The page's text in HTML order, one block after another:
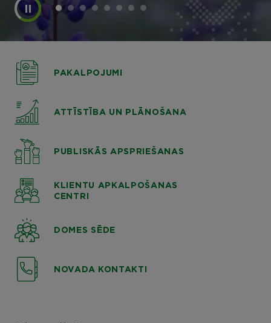
PAKALPOJUMI
ATTĪSTĪBA UN PLĀNOŠANA
PUBLISKĀS APSPRIEŠANAS
KLIENTU APKALPOŠANAS
CENTRI
DOMES SĒDE
NOVADA KONTAKTI